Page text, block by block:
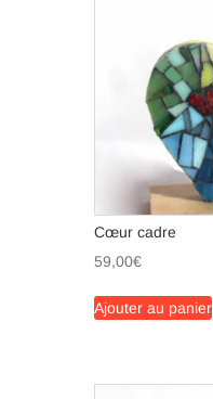
Cœur cadre
59,00€
Ajouter au panier